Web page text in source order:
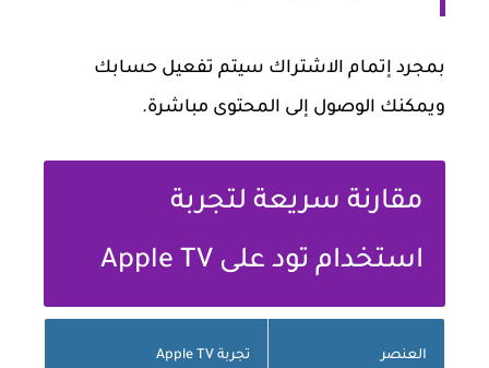
بمجرد إتمام الاشتراك سيتم تفعيل حسابك
ويمكنك الوصول إلى المحتوى مباشرة.
مقارنة سريعة لتجربة
استخدام تود على Apple TV
العنصر تجربة Apple TV